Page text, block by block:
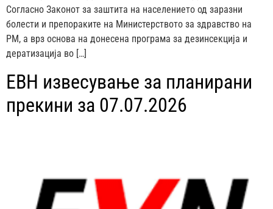
Согласно Законот за заштита на населението од заразни
болести и препораките на Министерството за здравство на
РМ, а врз основа на донесена програма за дезинсекција и
дератизација во […]
ЕВН извесување за планирани
прекини за 07.07.2026